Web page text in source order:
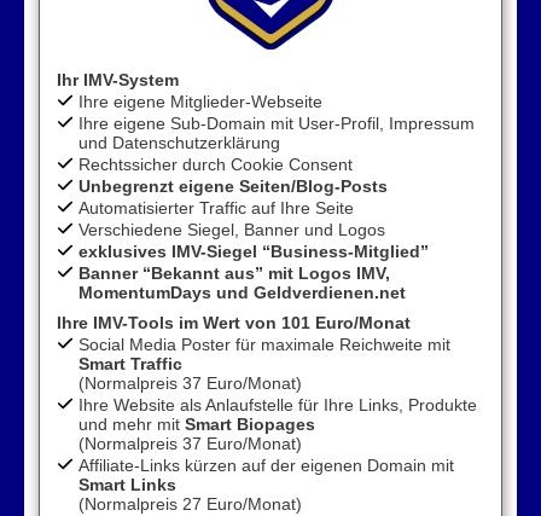
Ihr IMV-System
Ihre eigene Mitglieder-Webseite
Ihre eigene Sub-Domain mit User-Profil, Impressum
und Datenschutzerklärung
Rechtssicher durch Cookie Consent
Unbegrenzt eigene Seiten/Blog-Posts
Automatisierter Traffic auf Ihre Seite
Verschiedene Siegel, Banner und Logos
exklusives IMV-Siegel “Business-Mitglied”
Banner “Bekannt aus” mit Logos IMV,
MomentumDays und Geldverdienen.net
Ihre IMV-Tools im Wert von 101 Euro/Monat
Social Media Poster für maximale Reichweite mit
Smart Traffic
(Normalpreis 37 Euro/Monat)
Ihre Website als Anlaufstelle für Ihre Links, Produkte
und mehr mit Smart Biopages
(Normalpreis 37 Euro/Monat)
Affiliate-Links kürzen auf der eigenen Domain mit
Smart Links
(Normalpreis 27 Euro/Monat)